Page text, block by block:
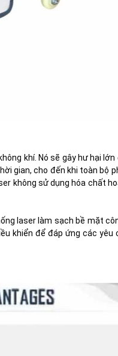
khí. Nó sẽ gây hư hại
gian, cho đến khi toàn bộ
không sử dụng hóa chất
laser làm sạch bề mặt
khiển để đáp ứng các yêu